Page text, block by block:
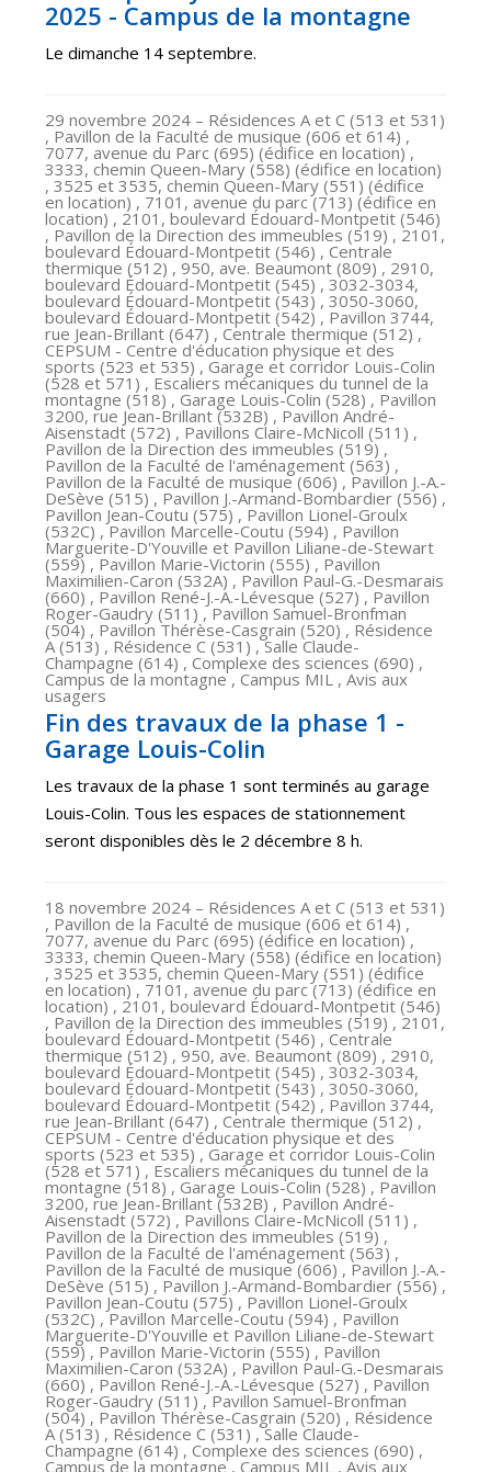
2025 - Campus de la montagne
Le dimanche 14 septembre.
29 novembre 2024 – Résidences A et C (513 et 531)
, Pavillon de la Faculté de musique (606 et 614) ,
7077, avenue du Parc (695) (édifice en location) ,
3333, chemin Queen-Mary (558) (édifice en location)
, 3525 et 3535, chemin Queen-Mary (551) (édifice
en location) , 7101, avenue du parc (713) (édifice en
location) , 2101, boulevard Édouard-Montpetit (546)
, Pavillon de la Direction des immeubles (519) , 2101,
boulevard Édouard-Montpetit (546) , Centrale
thermique (512) , 950, ave. Beaumont (809) , 2910,
boulevard Édouard-Montpetit (545) , 3032-3034,
boulevard Édouard-Montpetit (543) , 3050-3060,
boulevard Édouard-Montpetit (542) , Pavillon 3744,
rue Jean-Brillant (647) , Centrale thermique (512) ,
CEPSUM - Centre d'éducation physique et des
sports (523 et 535) , Garage et corridor Louis-Colin
(528 et 571) , Escaliers mécaniques du tunnel de la
montagne (518) , Garage Louis-Colin (528) , Pavillon
3200, rue Jean-Brillant (532B) , Pavillon André-
Aisenstadt (572) , Pavillons Claire-McNicoll (511) ,
Pavillon de la Direction des immeubles (519) ,
Pavillon de la Faculté de l'aménagement (563) ,
Pavillon de la Faculté de musique (606) , Pavillon J.-A.-
DeSève (515) , Pavillon J.-Armand-Bombardier (556) ,
Pavillon Jean-Coutu (575) , Pavillon Lionel-Groulx
(532C) , Pavillon Marcelle-Coutu (594) , Pavillon
Marguerite-D'Youville et Pavillon Liliane-de-Stewart
(559) , Pavillon Marie-Victorin (555) , Pavillon
Maximilien-Caron (532A) , Pavillon Paul-G.-Desmarais
(660) , Pavillon René-J.-A.-Lévesque (527) , Pavillon
Roger-Gaudry (511) , Pavillon Samuel-Bronfman
(504) , Pavillon Thérèse-Casgrain (520) , Résidence
A (513) , Résidence C (531) , Salle Claude-
Champagne (614) , Complexe des sciences (690) ,
Campus de la montagne , Campus MIL , Avis aux
usagers
Fin des travaux de la phase 1 -
Garage Louis-Colin
Les travaux de la phase 1 sont terminés au garage
Louis-Colin. Tous les espaces de stationnement
seront disponibles dès le 2 décembre 8 h.
18 novembre 2024 – Résidences A et C (513 et 531)
, Pavillon de la Faculté de musique (606 et 614) ,
7077, avenue du Parc (695) (édifice en location) ,
3333, chemin Queen-Mary (558) (édifice en location)
, 3525 et 3535, chemin Queen-Mary (551) (édifice
en location) , 7101, avenue du parc (713) (édifice en
location) , 2101, boulevard Édouard-Montpetit (546)
, Pavillon de la Direction des immeubles (519) , 2101,
boulevard Édouard-Montpetit (546) , Centrale
thermique (512) , 950, ave. Beaumont (809) , 2910,
boulevard Édouard-Montpetit (545) , 3032-3034,
boulevard Édouard-Montpetit (543) , 3050-3060,
boulevard Édouard-Montpetit (542) , Pavillon 3744,
rue Jean-Brillant (647) , Centrale thermique (512) ,
CEPSUM - Centre d'éducation physique et des
sports (523 et 535) , Garage et corridor Louis-Colin
(528 et 571) , Escaliers mécaniques du tunnel de la
montagne (518) , Garage Louis-Colin (528) , Pavillon
3200, rue Jean-Brillant (532B) , Pavillon André-
Aisenstadt (572) , Pavillons Claire-McNicoll (511) ,
Pavillon de la Direction des immeubles (519) ,
Pavillon de la Faculté de l'aménagement (563) ,
Pavillon de la Faculté de musique (606) , Pavillon J.-A.-
DeSève (515) , Pavillon J.-Armand-Bombardier (556) ,
Pavillon Jean-Coutu (575) , Pavillon Lionel-Groulx
(532C) , Pavillon Marcelle-Coutu (594) , Pavillon
Marguerite-D'Youville et Pavillon Liliane-de-Stewart
(559) , Pavillon Marie-Victorin (555) , Pavillon
Maximilien-Caron (532A) , Pavillon Paul-G.-Desmarais
(660) , Pavillon René-J.-A.-Lévesque (527) , Pavillon
Roger-Gaudry (511) , Pavillon Samuel-Bronfman
(504) , Pavillon Thérèse-Casgrain (520) , Résidence
A (513) , Résidence C (531) , Salle Claude-
Champagne (614) , Complexe des sciences (690) ,
Campus de la montagne , Campus MIL , Avis aux